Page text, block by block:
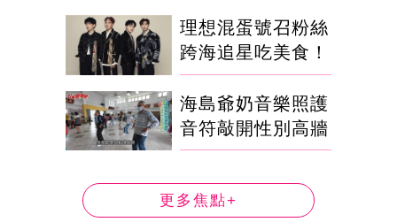
理想混蛋號召粉絲
跨海追星吃美食！
海島爺奶音樂照護
音符敲開性別高牆
更多焦點+